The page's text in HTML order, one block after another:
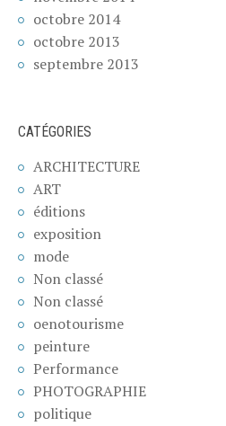
octobre 2014
octobre 2013
septembre 2013
CATÉGORIES
ARCHITECTURE
ART
éditions
exposition
mode
Non classé
Non classé
oenotourisme
peinture
Performance
PHOTOGRAPHIE
politique